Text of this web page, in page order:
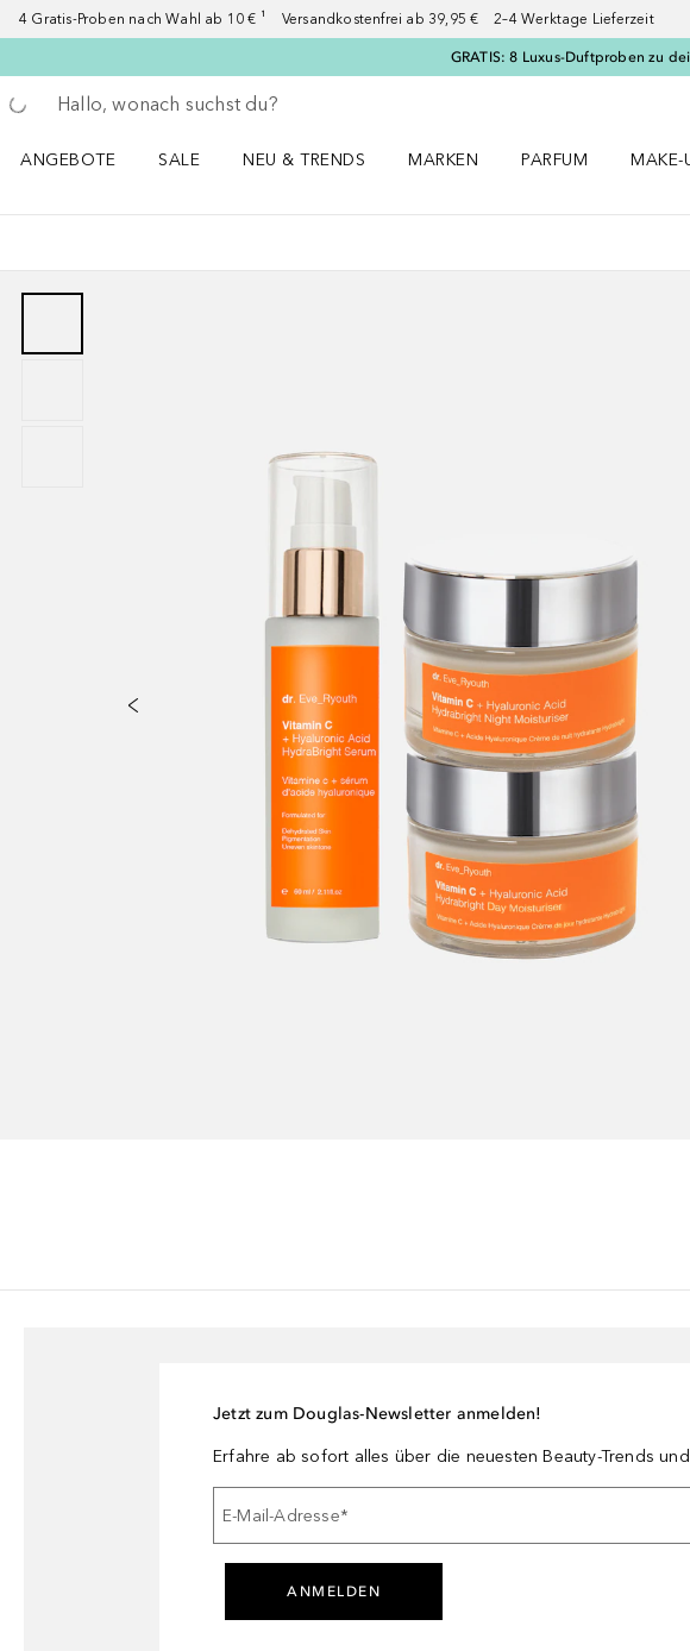
4 Gratis-Proben nach Wahl ab 10 € ¹ Versandkostenfrei ab 39,95 € 2–4 Werktage Lieferzeit
GRATIS: 8 Luxus-Duftproben zu
Gehe zurück
Suche ausführen
ANGEBOTE
SALE
NEU & TRENDS
MARKEN
PARFUM
MAKE-
kann. Unsere Hyaluronsäure heißt Natriumhyaluronat und ist eine
Jetzt zum Douglas-Newsletter anmelden!
Erfahre ab sofort alles über die neuesten Beauty-Trends
E-Mail-Adresse*
ANMELDEN